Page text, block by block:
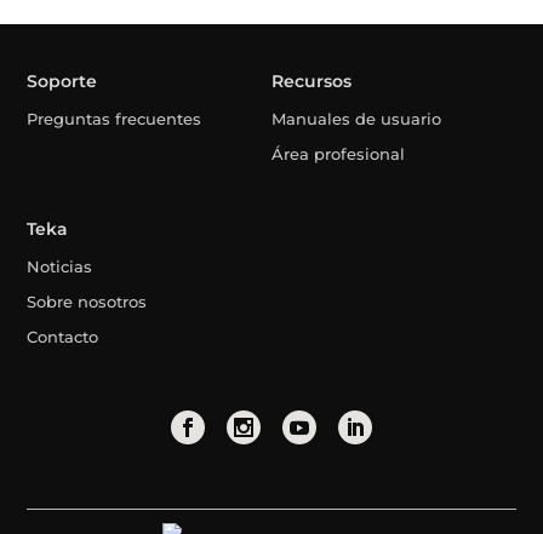
Soporte
Preguntas frecuentes
Recursos
Manuales de usuario
Área profesional
Teka
Noticias
Sobre nosotros
Contacto